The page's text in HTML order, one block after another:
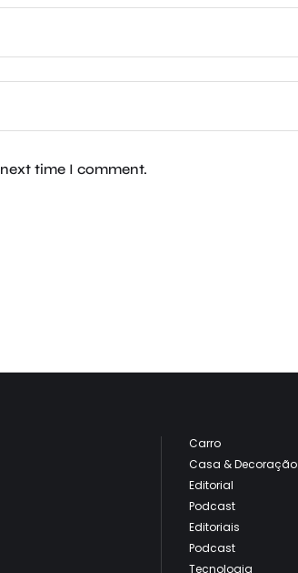
time I comment.
Carro
Casa & Decoração
Editorial
Podcast
Editoriais
Podcast
Tecnologia